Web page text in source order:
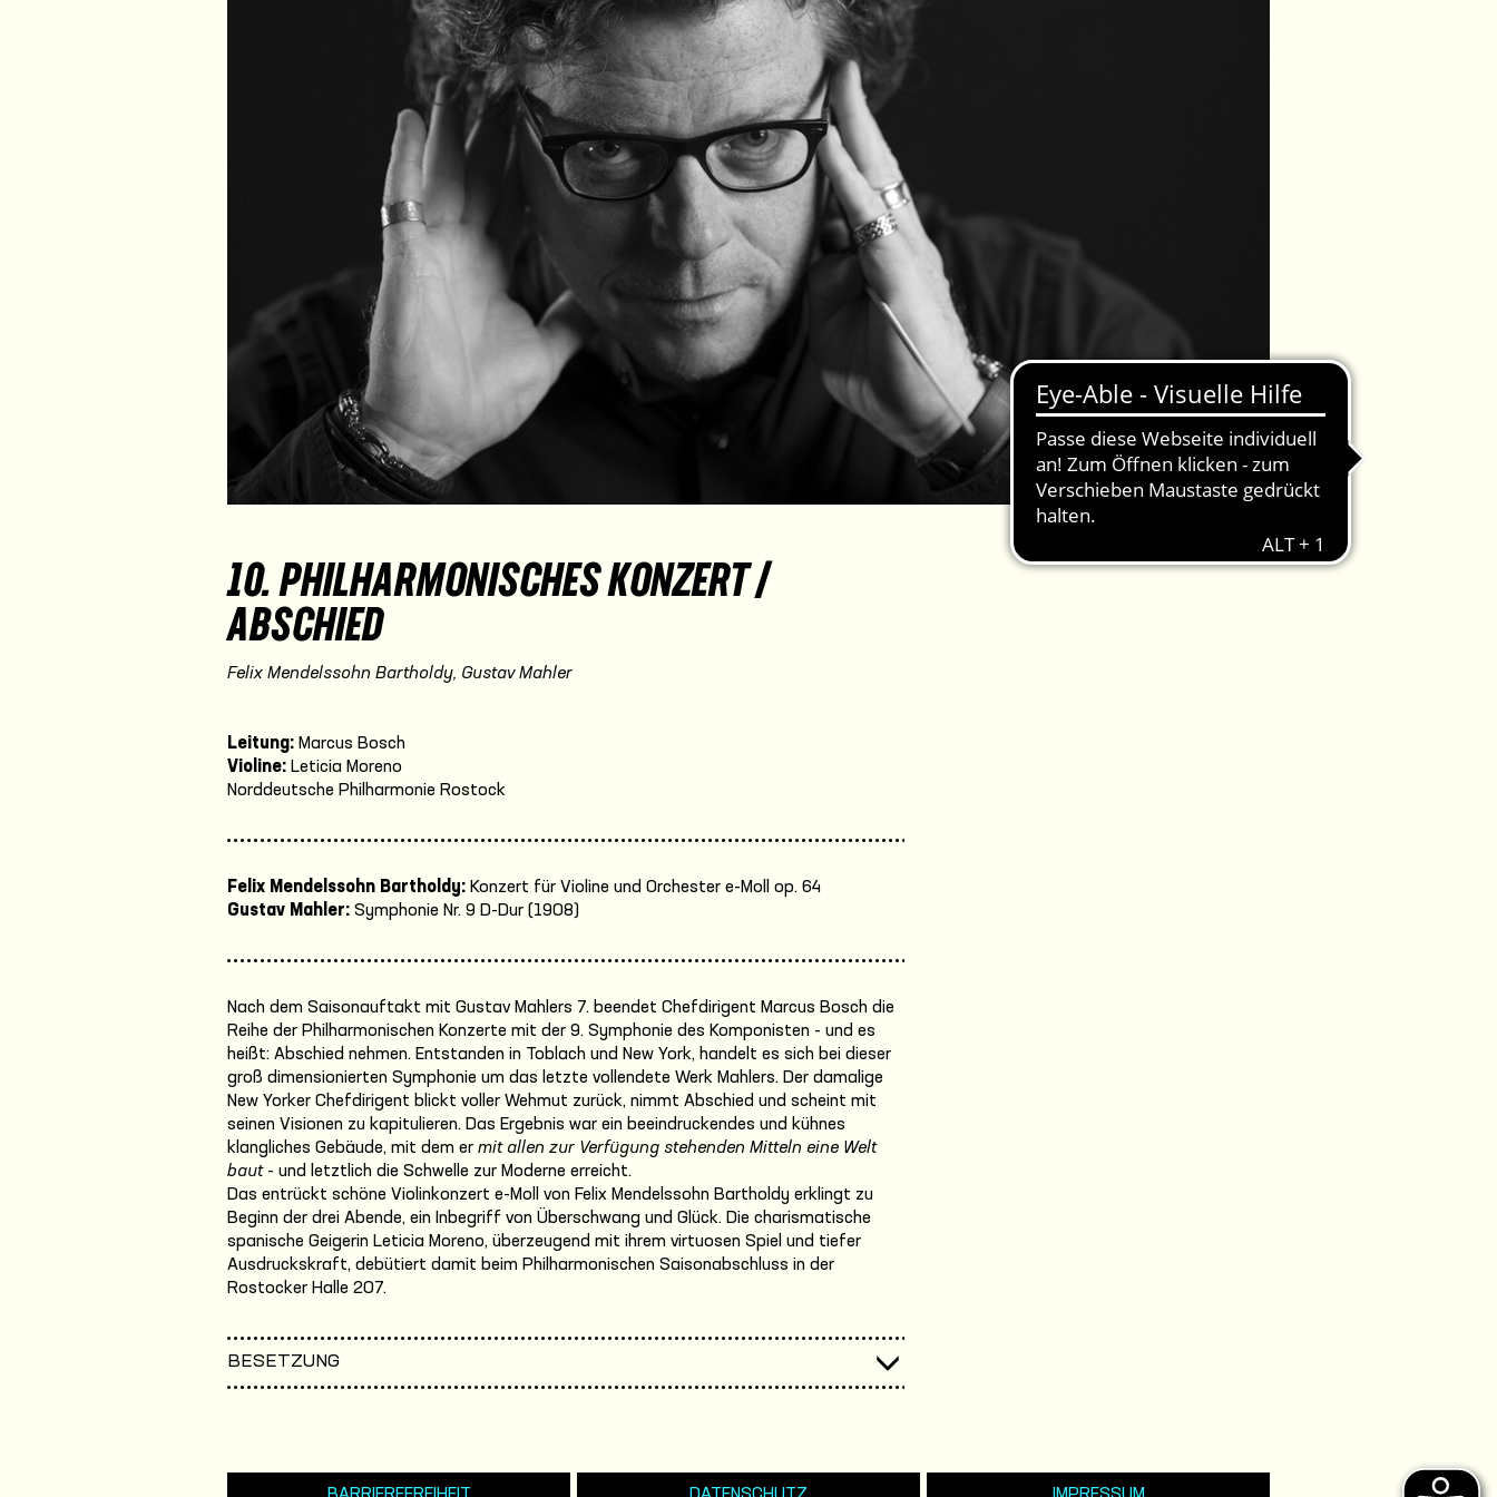
10. PHILHARMONISCHES KONZERT /
ABSCHIED
Felix Mendelssohn Bartholdy, Gustav Mahler
Leitung: Marcus Bosch
Violine: Leticia Moreno
Norddeutsche Philharmonie Rostock
Felix Mendelssohn Bartholdy: Konzert für Violine und Orchester e-Moll op. 64
Gustav Mahler: Symphonie Nr. 9 D-Dur (1908)
Nach dem Saisonauftakt mit Gustav Mahlers 7. beendet Chefdirigent Marcus Bosch die
Reihe der Philharmonischen Konzerte mit der 9. Symphonie des Komponisten - und es
heißt: Abschied nehmen. Entstanden in Toblach und New York, handelt es sich bei dieser
groß dimensionierten Symphonie um das letzte vollendete Werk Mahlers. Der damalige
New Yorker Chefdirigent blickt voller Wehmut zurück, nimmt Abschied und scheint mit
seinen Visionen zu kapitulieren. Das Ergebnis war ein beeindruckendes und kühnes
klangliches Gebäude, mit dem er mit allen zur Verfügung stehenden Mitteln eine Welt
baut- und letztlich die Schwelle zur Moderne erreicht.
Das entrückt schöne Violinkonzert e-Moll von Felix Mendelssohn Bartholdy erklingt zu
Beginn der drei Abende, ein Inbegriff von Überschwang und Glück. Die charismatische
spanische Geigerin Leticia Moreno, überzeugend mit ihrem virtuosen Spiel und tiefer
Ausdruckskraft, debütiert damit beim Philharmonischen Saisonabschluss in der
Rostocker Halle 207.
BESETZUNG